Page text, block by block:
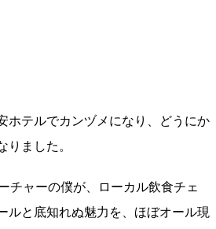
ホテルでカンヅメになり、どうにか
りました。
チャーの僕が、ローカル飲食チェ
ルと底知れぬ魅力を、ほぼオール現